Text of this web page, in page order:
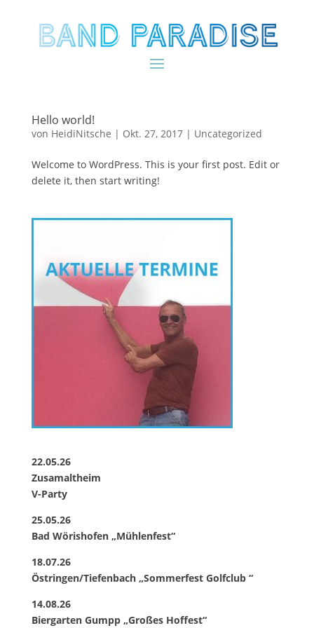
Hello world!
von HeidiNitsche | Okt. 27, 2017| Uncategorized
Welcome to WordPress. This is your first post. Edit or
delete it, then start writing!
22.05.26
Zusamaltheim
V-Party
25.05.26
Bad Wörishofen „Mühlenfest“
18.07.26
Östringen/Tiefenbach „Sommerfest Golfclub “
14.08.26
Biergarten Gumpp „Großes Hoffest“